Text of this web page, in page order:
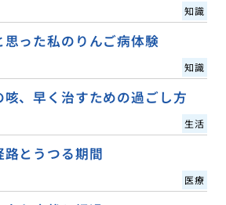
知識
った私のりんご病体験
知識
、早く治すための過ごし方
生活
路とうつる期間
医療